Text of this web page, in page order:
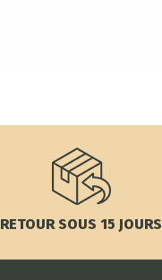
RETOUR SOUS 15 JOURS